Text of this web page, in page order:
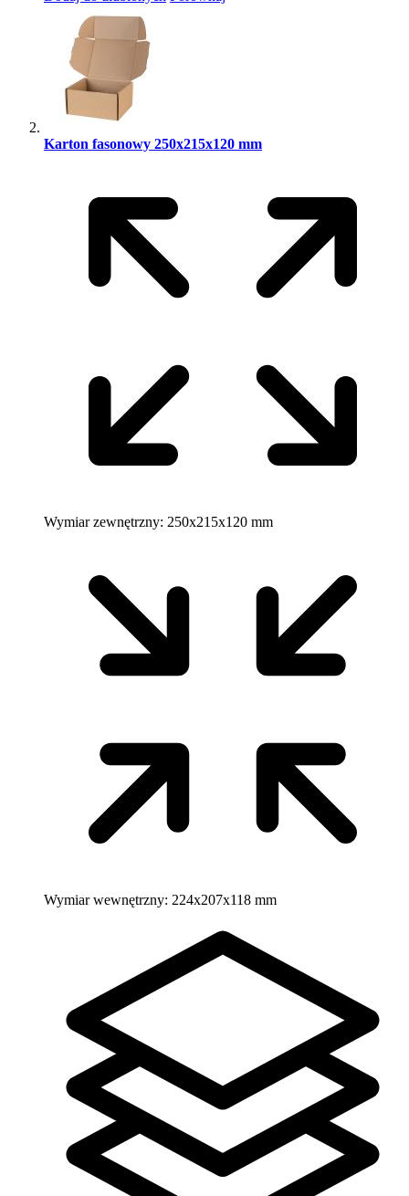
Karton fasonowy 250x215x120 mm
Wymiar zewnętrzny: 250x215x120 mm
Wymiar wewnętrzny: 224x207x118 mm